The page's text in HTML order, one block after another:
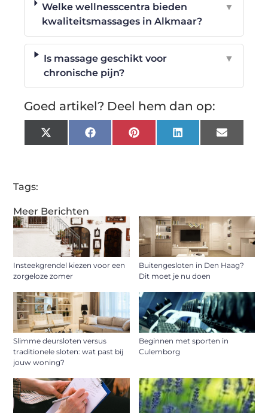
Meer Berichten
Insteekgrendel kiezen voor een
zorgeloze zomer
Buitengesloten in Den Haag?
Dit moet je nu doen
Slimme deursloten versus
traditionele sloten: wat past bij
jouw woning?
Beginnen met sporten in
Culemborg
Welke wellnesscentra bieden
kwaliteitsmassages in Alkmaar?
▼
Is massage geschikt voor
chronische pijn?
▼
Goed artikel? Deel hem dan op:
X
(Twitter)
FacebookPinterestLinkedInEmail
Tags: